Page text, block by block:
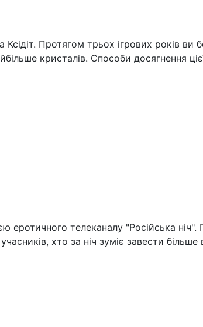
Протягом трьох ігрових років
кристалів. Способи досягнення
телеканалу "Російська ніч".
хто за ніч зуміє завести